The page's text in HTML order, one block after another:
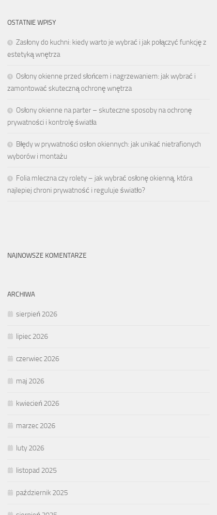
OSTATNIE WPISY
Zasłony do kuchni: kiedy warto je wybrać i jak połączyć funkcję z
estetyką wnętrza
Osłony okienne przed słońcem i nagrzewaniem: jak wybrać i
zamontować skuteczną ochronę wnętrza
Osłony okienne na parter – skuteczne sposoby na ochronę
prywatności i kontrolę światła
Błędy w prywatności osłon okiennych: jak unikać nietrafionych
wyborów i montażu
Folia mleczna czy rolety – jak wybrać osłonę okienną, która
najlepiej chroni prywatność i reguluje światło?
NAJNOWSZE KOMENTARZE
ARCHIWA
sierpień 2026
lipiec 2026
czerwiec 2026
maj 2026
kwiecień 2026
marzec 2026
luty 2026
listopad 2025
październik 2025